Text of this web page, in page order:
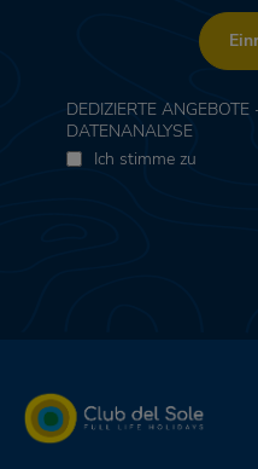
DEDIZIERTE
DATENANALYSE
Ich stimme zu